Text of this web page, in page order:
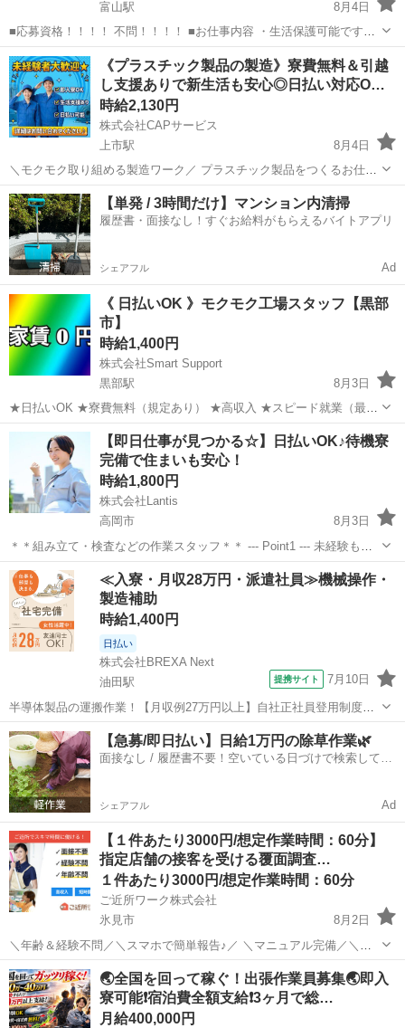
富山駅
8月4日
■応募資格！！！！ 不問！！！！ ■お仕事内容 ・生活保護可能です！
給料とは別に携帯代などの通信費上限 20000円 交通費上限 20000
円まで支給可能。 当事業所は福岡市より指定を受けている障害福...
富山 富山市 富山駅 軽作業 生活保護
《プラスチック製品の製造》寮費無料＆引越
し支援ありで新生活も安心◎日払い対応O…
時給2,130円
株式会社CAPサービス
上市駅
8月4日
＼モクモク取り組める製造ワーク／ プラスチック製品をつくるお仕事
です。 扱うのは軽い製品が中心なので 体への負担も少なめ◎ 難しい
工程はありません♪ 【お仕事内容】 ・機械を使った簡単な加工 ・部品
の組...
富山 中新川郡 上市駅 工場
【単発 / 3時間だけ】マンション内清掃
履歴書・面接なし！すぐお給料がもらえるバイトアプリ
シェアフル Ad
《 日払いOK 》モクモク工場スタッフ【黒部
市】
時給1,400円
株式会社Smart Support
黒部駅
8月3日
★日払いOK ★寮費無料（規定あり） ★高収入 ★スピード就業（最短
翌日） ■ お仕事例 ・半導体部品のマシンオペレーター ・自動車の組
立や部品の加工 ・電子部品の検査 ・化粧品の梱包や仕分け ...
富山 黒部市 黒部駅 工場 スタッフ
【即日仕事が見つかる☆】日払いOK♪待機寮
完備で住まいも安心！
時給1,800円
株式会社Lantis
高岡市
8月3日
＊＊組み立て・検査などの作業スタッフ＊＊ --- Point1 --- 未経験も就
業OK！ 工場未経験でもご安心ください！！ 先輩スタッフがイチから
丁寧にサポート！ 未経験からスタートした方も多数活躍しています
☆...
富山 高岡市 工場 スタッフ
≪入寮・月収28万円・派遣社員≫機械操作・
製造補助
時給1,400円
日払い
株式会社BREXA Next
油田駅
提携サイト 7月10日
半導体製品の運搬作業！【月収例27万円以上】自社正社員登用制度あ
り★備品付きワンルーム寮完備★寮から工場まで送迎あり◎空調完備
で1年中快適作業！マイカー通勤OK＆無料駐車場あり★《富山県砺波
市》 人気の工場のお仕事 ◇半導...
富山 砺波市 油田駅 その他
【急募/即日払い】日給1万円の除草作業🌿
面接なし / 履歴書不要！空いている日づけで検索して即
シェアフル Ad
【１件あたり3000円/想定作業時間：60分】
指定店舗の接客を受ける覆面調査…
１件あたり3000円/想定作業時間：60分
ご近所ワーク株式会社
氷見市
8月2日
＼年齢＆経験不問／＼スマホで簡単報告♪／ ＼マニュアル完備／＼ス
キマ時間のお小遣い稼ぎにぴったり／ ※業務委託なので履歴書不要で
す。 指定店舗の接客を受ける覆面調査のお仕事のお仕事です♪ 指定店
舗へ訪問する覆面調査・報告...
富山 氷見市 その他
🌏全国を回って稼ぐ！出張作業員募集🌏即入
寮可能❗️宿泊費全額支給❗️3ヶ月で総…
月給400,000円